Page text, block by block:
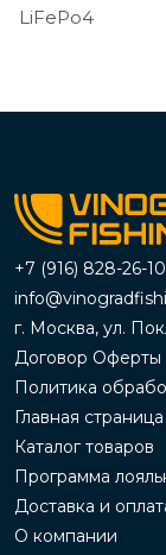
LiFePo4
+7 (916) 828-26-10
г. Москва, ул.
Договор Оферты
Политика
Главная страница
Каталог товаров
Программа
Доставка и
О компании